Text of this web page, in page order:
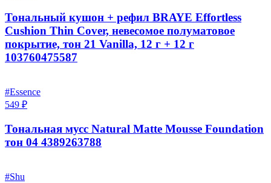
Тональный кушон + рефил BRAYE Effortless
Cushion Thin Cover, невесомое полуматовое
покрытие, тон 21 Vanilla, 12 г + 12 г
103760475587
#Essence
549 ₽
Тональная мусс Natural Matte Mousse Foundation
тон 04 4389263788
#Shu